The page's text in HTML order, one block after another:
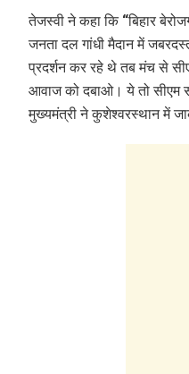
तेजस्वी ने कहा कि “बिहार
जनता दल गांधी मैदान में
प्रदर्शन कर रहे थे तब मंच से
आवाज को दबाओ। ये तो सीएम
मुख्यमंत्री ने कुशेश्वरस्थान में